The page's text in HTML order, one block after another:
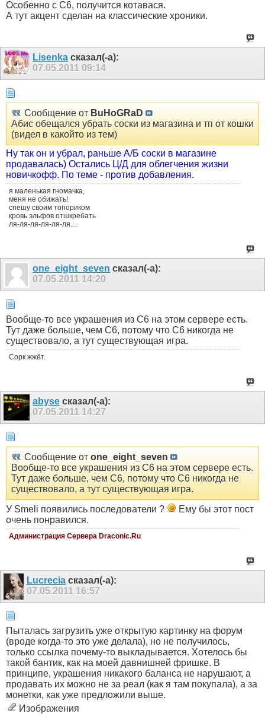
Особенно с С6, получится котавася.
А тут акцент сделан на классические хроники.
Lisenka сказал(-а):
07.05.2011 09:14
Сообщение от BuHoGRaD
Абис обещался убрать соски из магазина и тп от кошки
(видел в какойто из тем)
Ну так он и убрал, раньше А/Б соски в магазине
продавалась) Остались Ц/Д для облегчения жизни
новичкофф. По теме - против добавления.
я маленькая гномачка,
меня не обижать!
спешу своим топориком
кровь эльфов отшкребать
ля-ля-ля-ля-ля-ля....
one_eight_seven сказал(-а):
07.05.2011 14:20
Вообще-то все украшения из C6 на этом сервере есть.
Тут даже больше, чем C6, потому что C6 никогда не
существовало, а тут существующая игра.
Сорк жжёт.
abyse сказал(-а):
07.05.2011 14:27
Сообщение от one_eight_seven
Вообще-то все украшения из C6 на этом сервере есть.
Тут даже больше, чем C6, потому что C6 никогда не
существовало, а тут существующая игра.
У Smeli появились последователи ?
Ему бы этот пост
очень понравился.
Администрация Сервера Draconic.Ru
Lucreciaсказал(-а):
07.05.2011 16:57
Пыталась загрузить уже открытую картинку на форум
(вроде когда-то это уже делала), но не получилось,
только ссылка почему-то выкладывается. Хотелось бы
такой бантик, как на моей давнишней фришке. В
принципе, украшения никакого баланса не нарушают, а
продавать их можно не за реал (как я там покупала), а за
монетки, как уже предложили выше.
Изображения